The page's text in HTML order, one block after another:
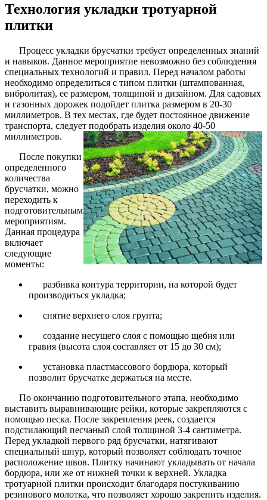
Технология укладки тротуарной
плитки
Процесс укладки брусчатки требует определенных знаний
и навыков. Данное мероприятие невозможно без соблюдения
специальных технологий и правил. Перед началом работы
необходимо определиться с типом плитки (штампованная,
вибролитая), ее размером, толщиной и дизайном. Для садовых
и газонных дорожек подойдет плитка размером в 20-30
миллиметров. В тех местах, где будет постоянное движение
транспорта, следует подобрать изделия около 40-50
миллиметров.
После покупки
определенного
количества
брусчатки, можно
переходить к
подготовительным
мероприятиям.
Данная процедура
включает
следующие
моменты:
разбивка контура территории, на которой будет
производиться укладка;
снятие верхнего слоя грунта;
создание несущего слоя с помощью щебня или
гравия (высота слоя составляет от 15 до 30 см);
установка пластмассового бордюра, который
позволит брусчатке держаться на месте.
По окончанию подготовительного этапа, необходимо
выставить выравнивающие рейки, которые закрепляются с
помощью песка. После закрепления реек, создается
подстилающий песчаный слой толщиной 3-4 сантиметра.
Перед укладкой первого ряд брусчатки, натягивают
специальный шнур, который позволяет соблюдать точное
расположение швов. Плитку начинают укладывать от начала
бордюра, или же от нижней точки к верхней. Укладка
тротуарной плитки происходит благодаря постукиванию
резинового молотка, что позволяет хорошо закрепить изделия.